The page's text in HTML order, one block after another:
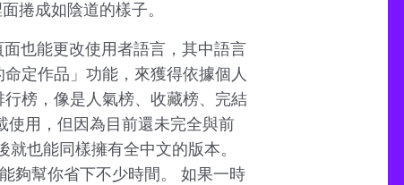
捲成如陰道的樣子。
也能更改使用者語言，其中語言
定作品」功能，來獲得依據個人
榜，像是人氣榜、收藏榜、完結
用，但因為目前還未完全與前
也能同樣擁有全中文的版本。
夠幫你省下不少時間。 如果一時